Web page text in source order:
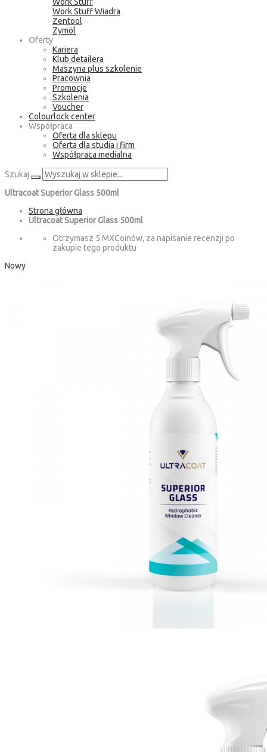
Work Stuff Wiadra
Zentool
Zymöl
Oferty
Kariera
Klub detailera
Maszyna plus szkolenie
Pracownia
Promocje
Szkolenia
Voucher
Colourlock center
Współpraca
Oferta dla sklepu
Oferta dla studia i firm
Współpraca medialna
Szukaj
Ultracoat Superior Glass 500ml
Strona główna
Ultracoat Superior Glass 500ml
Otrzymasz 5 MXCoinów, za napisanie recenzji po
zakupie tego produktu
Nowy